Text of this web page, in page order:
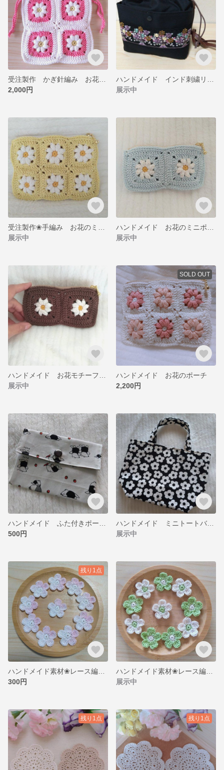
2,000円
展示中
展示中
展示中
展示中
SOLD OUT
ハンドメイド お花のポーチ
2,200円
500円
ハンドメイド ミニトートバッグ
展示中
残り1点
300円
展示中
残り1点 残り1点